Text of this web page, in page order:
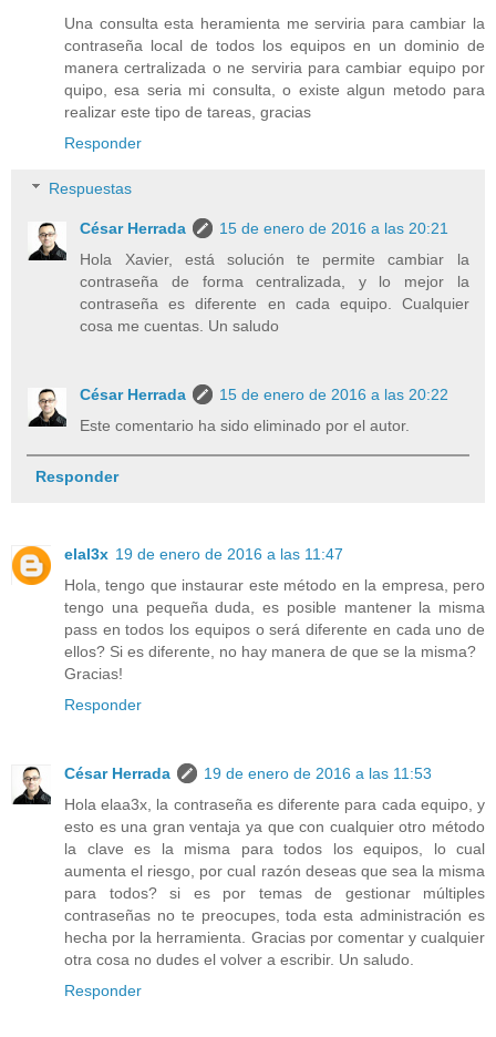
Una consulta esta heramienta me serviria para cambiar la
contraseña local de todos los equipos en un dominio de
manera certralizada o ne serviria para cambiar equipo por
quipo, esa seria mi consulta, o existe algun metodo para
realizar este tipo de tareas, gracias
Responder
Respuestas
César Herrada
15 de enero de 2016 a las 20:21
Hola Xavier, está solución te permite cambiar la
contraseña de forma centralizada, y lo mejor la
contraseña es diferente en cada equipo. Cualquier
cosa me cuentas. Un saludo
César Herrada
15 de enero de 2016 a las 20:22
Este comentario ha sido eliminado por el autor.
Responder
elal3x 19 de enero de 2016 a las 11:47
Hola, tengo que instaurar este método en la empresa, pero
tengo una pequeña duda, es posible mantener la misma
pass en todos los equipos o será diferente en cada uno de
ellos? Si es diferente, no hay manera de que se la misma?
Gracias!
Responder
César Herrada
19 de enero de 2016 a las 11:53
Hola elaa3x, la contraseña es diferente para cada equipo, y
esto es una gran ventaja ya que con cualquier otro método
la clave es la misma para todos los equipos, lo cual
aumenta el riesgo, por cual razón deseas que sea la misma
para todos? si es por temas de gestionar múltiples
contraseñas no te preocupes, toda esta administración es
hecha por la herramienta. Gracias por comentar y cualquier
otra cosa no dudes el volver a escribir. Un saludo.
Responder